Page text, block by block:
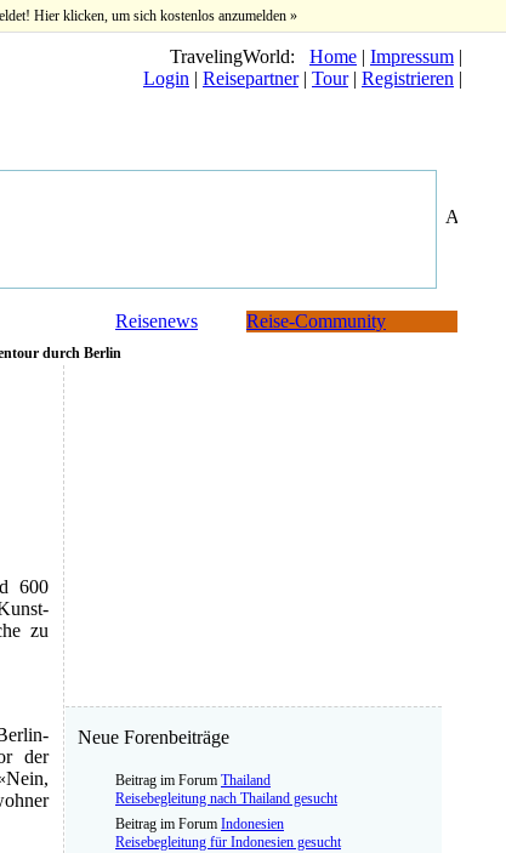
Hier klicken, um sich kostenlos anzumelden »
TravelingWorld: Home | Impressum |
Login | Reisepartner| Tour| Registrieren |
Reisenews Reise-Community
durch Berlin
600
zu
der
Neue Forenbeiträge
Beitrag im Forum Thailand
Reisebegleitung nach Thailand gesucht
Beitrag im Forum Indonesien
Reisebegleitung für Indonesien gesucht